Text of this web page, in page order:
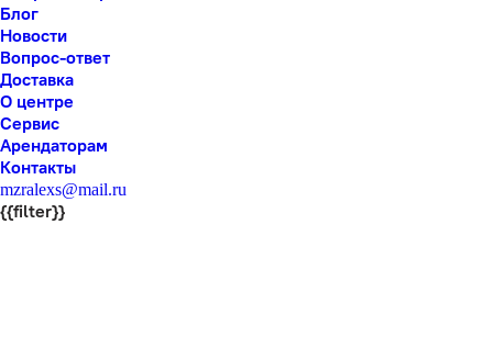
Блог
Новости
Вопрос-ответ
Доставка
О центре
Сервис
Арендаторам
Контакты
mzralexs@mail.ru
{{filter}}